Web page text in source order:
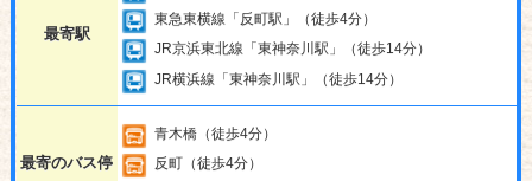
最寄駅
東急東横線「反町駅」（徒歩4分）
JR京浜東北線「東神奈川駅」（徒歩14分）
JR横浜線「東神奈川駅」（徒歩14分）
最寄のバス停
青木橋（徒歩4分）
反町（徒歩4分）